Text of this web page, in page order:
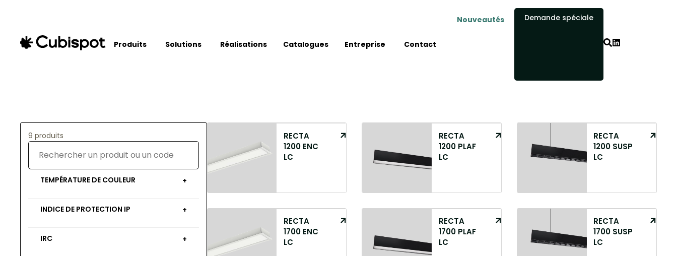
Produits Solutions Réalisations Catalogues Entreprise Contact
Nouveautés Demande spéciale
9 produits
TEMPÉRATURE DE COULEUR +
INDICE DE PROTECTION IP +
IRC +
RECTA
1200 ENC
LC
RECTA
1200 PLAF
LC
RECTA
1200 SUSP
LC
RECTA
1700 ENC
LC
RECTA
1700 PLAF
LC
RECTA
1700 SUSP
LC